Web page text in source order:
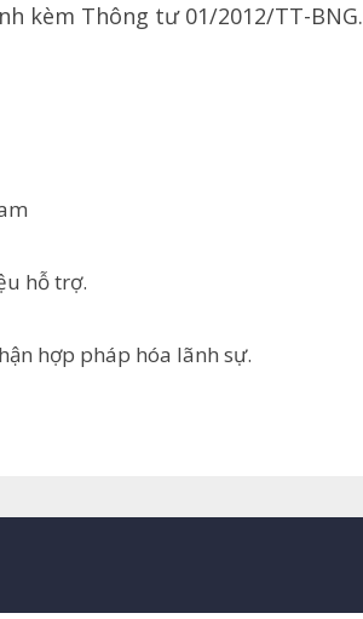
kèm Thông tư 01/2012/TT-BNG.
hỗ trợ.
hợp pháp hóa lãnh sự.